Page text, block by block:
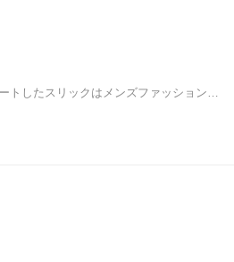
トしたスリックはメンズファッション…